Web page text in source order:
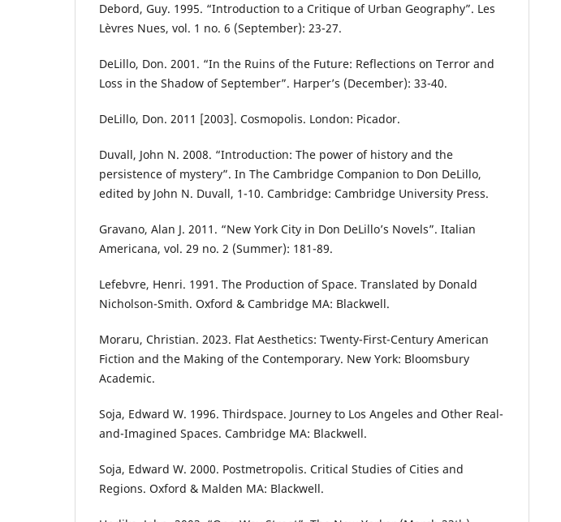
Debord, Guy. 1995. “Introduction to a Critique of Urban Geography”. Les
Lèvres Nues, vol. 1 no. 6 (September): 23-27.
DeLillo, Don. 2001. “In the Ruins of the Future: Reflections on Terror and
Loss in the Shadow of September”. Harper’s (December): 33-40.
DeLillo, Don. 2011 [2003]. Cosmopolis. London: Picador.
Duvall, John N. 2008. “Introduction: The power of history and the
persistence of mystery”. In The Cambridge Companion to Don DeLillo,
edited by John N. Duvall, 1-10. Cambridge: Cambridge University Press.
Gravano, Alan J. 2011. “New York City in Don DeLillo’s Novels”. Italian
Americana, vol. 29 no. 2 (Summer): 181-89.
Lefebvre, Henri. 1991. The Production of Space. Translated by Donald
Nicholson-Smith. Oxford & Cambridge MA: Blackwell.
Moraru, Christian. 2023. Flat Aesthetics: Twenty-First-Century American
Fiction and the Making of the Contemporary. New York: Bloomsbury
Academic.
Soja, Edward W. 1996. Thirdspace. Journey to Los Angeles and Other Real-
and-Imagined Spaces. Cambridge MA: Blackwell.
Soja, Edward W. 2000. Postmetropolis. Critical Studies of Cities and
Regions. Oxford & Malden MA: Blackwell.